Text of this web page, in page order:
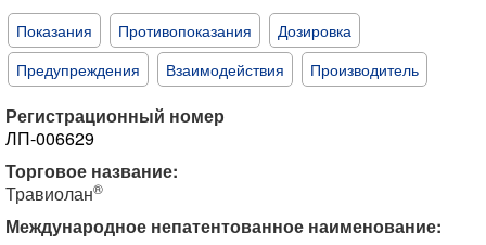
Показания Противопоказания
Дозировка
Предупреждения
Взаимодействия Производитель
Регистрационный номер
ЛП-006629
Торговое название:
Травиолан®
Международное непатентованное наименование: